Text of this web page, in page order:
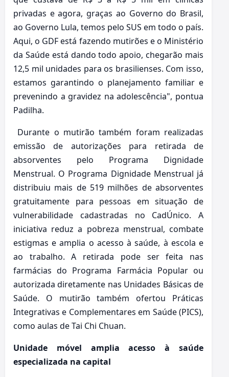
privadas e agora, graças ao Governo do Brasil,
ao Governo Lula, temos pelo SUS em todo o país.
Aqui, o GDF está fazendo mutirões e o Ministério
da Saúde está dando todo apoio, chegarão mais
12,5 mil unidades para os brasilienses. Com isso,
estamos garantindo o planejamento familiar e
prevenindo a gravidez na adolescência", pontua
Padilha.
Durante o mutirão também foram realizadas
emissão de autorizações para retirada de
absorventes pelo Programa Dignidade
Menstrual. O Programa Dignidade Menstrual já
distribuiu mais de 519 milhões de absorventes
gratuitamente para pessoas em situação de
vulnerabilidade cadastradas no CadÚnico. A
iniciativa reduz a pobreza menstrual, combate
estigmas e amplia o acesso à saúde, à escola e
ao trabalho. A retirada pode ser feita nas
farmácias do Programa Farmácia Popular ou
autorizada diretamente nas Unidades Básicas de
Saúde. O mutirão também ofertou Práticas
Integrativas e Complementares em Saúde (PICS),
como aulas de Tai Chi Chuan.
Unidade móvel amplia acesso à saúde
especializada na capital